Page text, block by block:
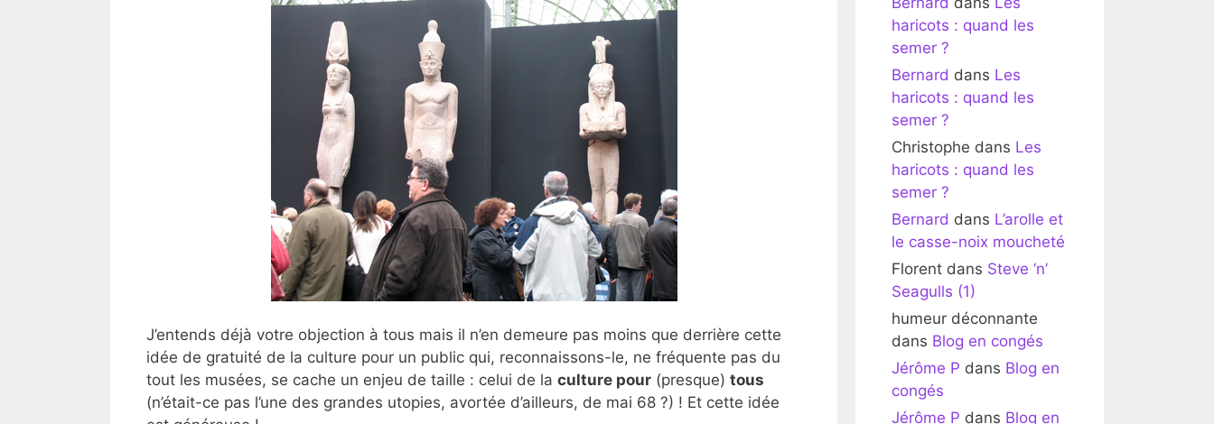
J’entends déjà votre objection à tous mais il n’en demeure pas moins que derrière cette
idée de gratuité de la culture pour un public qui, reconnaissons-le, ne fréquente pas du
tout les musées, se cache un enjeu de taille : celui de la culture pour (presque) tous
(n’était-ce pas l’une des grandes utopies, avortée d’ailleurs, de mai 68 ?) ! Et cette idée
haricots : quand les
semer ?
Bernard dans Les
haricots : quand les
semer ?
Christophe dans Les
haricots : quand les
semer ?
Bernard dans L’arolle et
le casse-noix moucheté
Florent dans Steve ‘n’
Seagulls (1)
humeur déconnante
dans Blog en congés
Jérôme P dans Blog en
congés
Jérôme P dans Blog en